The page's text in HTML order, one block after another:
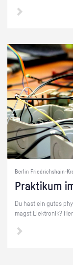
Berlin Friedrichshain-
Prak­ti­kum
Du hast ein gutes
magst Elek­tro­nik?